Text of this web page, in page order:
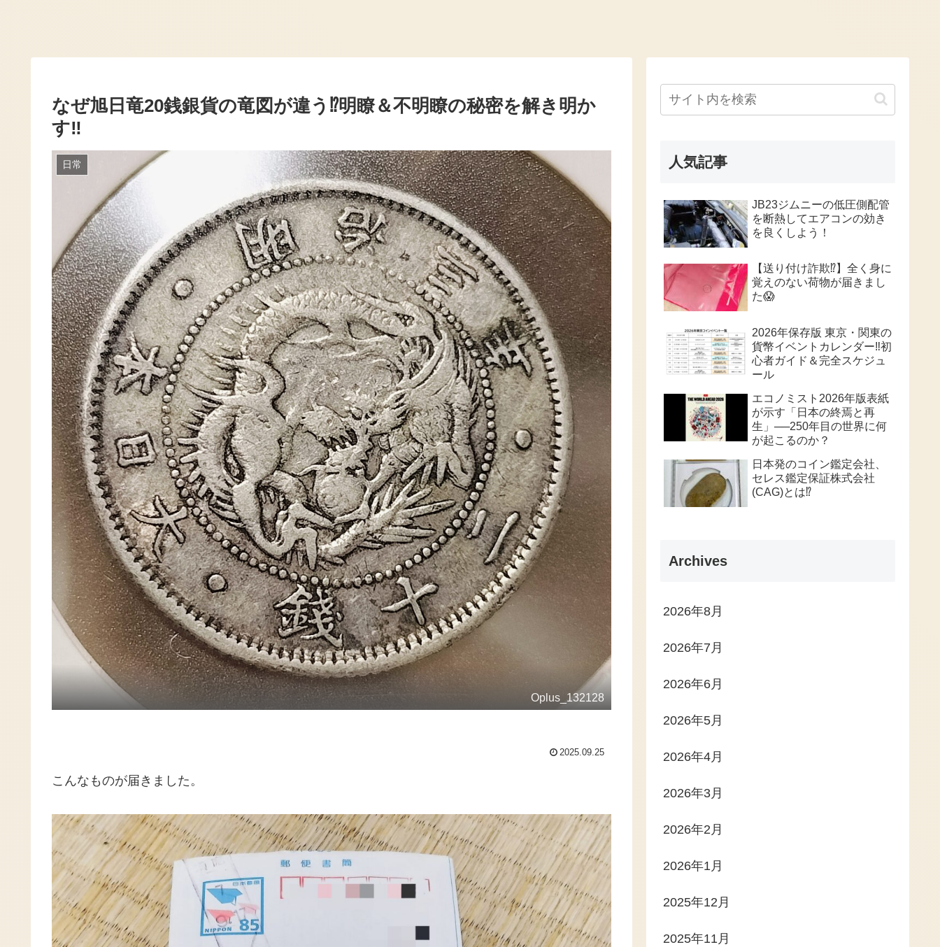
なぜ旭日竜20銭銀貨の竜図が違う⁉️明瞭＆不明瞭の秘密を解き明か
す‼️
日常
Oplus_132128
2025.09.25
こんなものが届きました。
人気記事
JB23ジムニーの低圧側配管
を断熱してエアコンの効き
を良くしよう！
【送り付け詐欺⁉️】全く身に
覚えのない荷物が届きまし
た😱
2026年保存版 東京・関東の
貨幣イベントカレンダー‼️初
心者ガイド＆完全スケジュ
ール
エコノミスト2026年版表紙
が示す「日本の終焉と再
生」──250年目の世界に何
が起こるのか？
日本発のコイン鑑定会社、
セレス鑑定保証株式会社
(CAG)とは⁉️
Archives
2026年8月
2026年7月
2026年6月
2026年5月
2026年4月
2026年3月
2026年2月
2026年1月
2025年12月
2025年11月